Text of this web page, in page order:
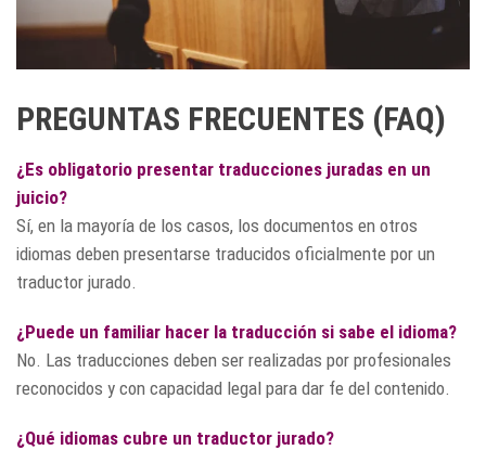
PREGUNTAS FRECUENTES (FAQ)
¿Es obligatorio presentar traducciones juradas en un
juicio?
Sí, en la mayoría de los casos, los documentos en otros
idiomas deben presentarse traducidos oficialmente por un
traductor jurado.
¿Puede un familiar hacer la traducción si sabe el idioma?
No. Las traducciones deben ser realizadas por profesionales
reconocidos y con capacidad legal para dar fe del contenido.
¿Qué idiomas cubre un traductor jurado?